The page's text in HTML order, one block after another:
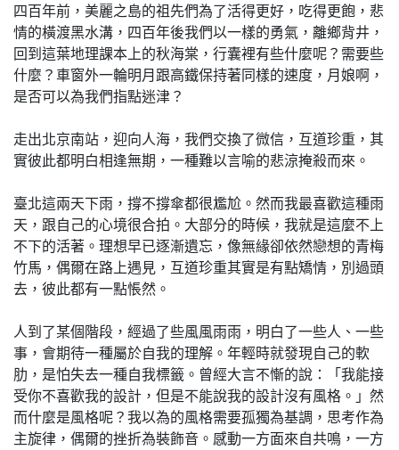
四百年前，美麗之島的祖先們為了活得更好，吃得更飽，悲
情的橫渡黑水溝，四百年後我們以一樣的勇氣，離鄉背井，
回到這葉地理課本上的秋海棠，行囊裡有些什麼呢？需要些
什麼？車窗外一輪明月跟高鐵保持著同樣的速度，月娘啊，
是否可以為我們指點迷津？
走出北京南站，迎向人海，我們交換了微信，互道珍重，其
實彼此都明白相逢無期，一種難以言喻的悲涼掩殺而來。
臺北這兩天下雨，撐不撐傘都很尷尬。然而我最喜歡這種雨
天，跟自己的心境很合拍。大部分的時候，我就是這麼不上
不下的活著。理想早已逐漸遺忘，像無緣卻依然戀想的青梅
竹馬，偶爾在路上遇見，互道珍重其實是有點矯情，別過頭
去，彼此都有一點悵然。
人到了某個階段，經過了些風風雨雨，明白了一些人、一些
事，會期待一種屬於自我的理解。年輕時就發現自己的軟
肋，是怕失去一種自我標籤。曾經大言不慚的說：「我能接
受你不喜歡我的設計，但是不能說我的設計沒有風格。」然
而什麼是風格呢？我以為的風格需要孤獨為基調，思考作為
主旋律，偶爾的挫折為裝飾音。感動一方面來自共鳴，一方